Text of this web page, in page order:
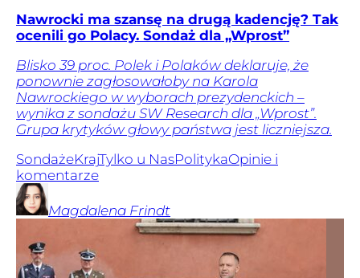
Nawrocki ma szansę na drugą kadencję? Tak
ocenili go Polacy. Sondaż dla „Wprost”
Blisko 39 proc. Polek i Polaków deklaruje, że
ponownie zagłosowałoby na Karola
Nawrockiego w wyborach prezydenckich –
wynika z sondażu SW Research dla „Wprost”.
Grupa krytyków głowy państwa jest liczniejsza.
SondażeKrajTylko u NasPolitykaOpinie i
komentarze
Magdalena Frindt